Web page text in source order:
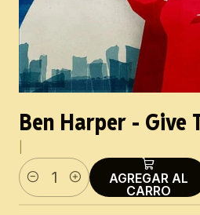
Ben Harper - Give
Cantidad
AGREGAR AL
CARRO